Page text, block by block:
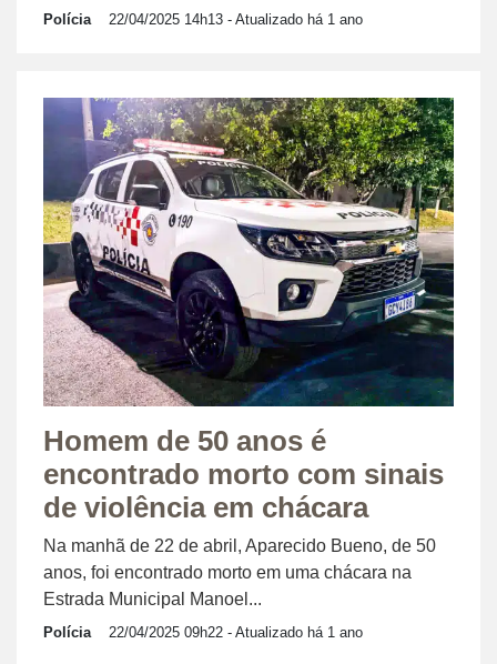
Polícia 22/04/2025 14h13 - Atualizado há 1 ano
Homem de 50 anos é
encontrado morto com sinais
de violência em chácara
Na manhã de 22 de abril, Aparecido Bueno, de 50
anos, foi encontrado morto em uma chácara na
Estrada Municipal Manoel...
Polícia 22/04/2025 09h22 - Atualizado há 1 ano